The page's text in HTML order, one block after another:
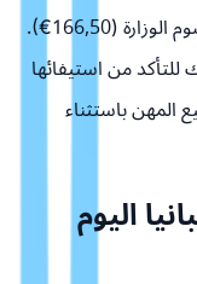
نعم، عند تقديم الطلب الرسمي، يجب دفع رسوم الوزارة (166,50€).
من استيفائها
المهن باستثناء
اليوم